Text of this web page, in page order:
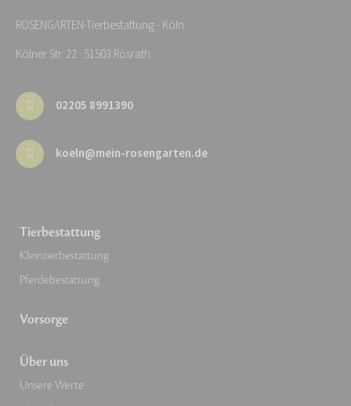
ROSENGARTEN-Tierbestattung - Köln
Kölner Str. 22 · 51503 Rösrath
02205 8991390
koeln@mein-rosengarten.de
Tierbestattung
Kleintierbestattung
Pferdebestattung
Vorsorge
Über uns
Unsere Werte